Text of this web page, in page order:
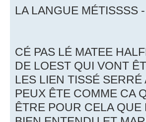
LA LANGUE MÉTISSSS
CÉ PAS LÉ MATEE
DE LOEST QUI VONT
LES LIEN TISSÉ
PEUX ÊTE COMME CA
ÊTRE POUR CELA